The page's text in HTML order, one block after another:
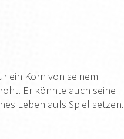
ein Korn von seinem
Er könnte auch seine
Leben aufs Spiel setzen.